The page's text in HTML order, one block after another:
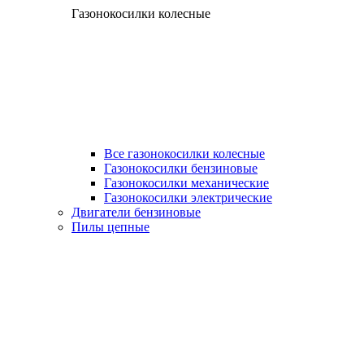
Газонокосилки колесные
Все газонокосилки колесные
Газонокосилки бензиновые
Газонокосилки механические
Газонокосилки электрические
Двигатели бензиновые
Пилы цепные